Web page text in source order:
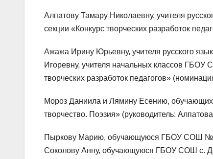
Алпатову Тамару Николаевну, учителя
секции «Конкурс творческих разработок
Ажажа Ирину Юрьевну, учителя русского
Игоревну, учителя начальных классов ГБОУ
творческих разработок педагогов»
Мороз Даниила и Лямину Есению,
творчество. Поэзия» (руководитель:
Пыркову Марию, обучающуюся ГБОУ СОШ №7
Соколову Анну, обучающуюся ГБОУ СОШ с.